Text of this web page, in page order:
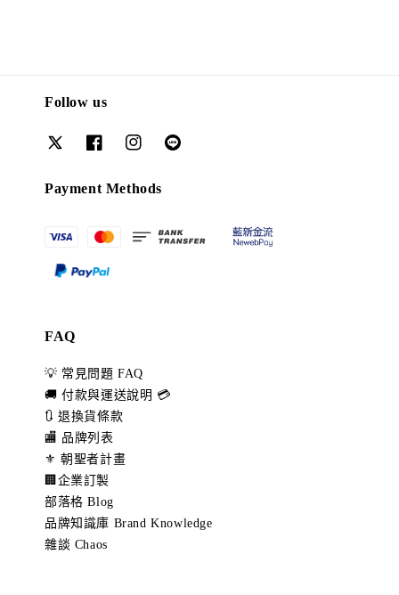
Follow us
Payment Methods
FAQ
💡 常見問題 FAQ
🚚 付款與運送說明 💳
🔃 退換貨條款
🏬 品牌列表
⚜️ 朝聖者計畫
🏢企業訂製
部落格 Blog
品牌知識庫 Brand Knowledge
雜談 Chaos